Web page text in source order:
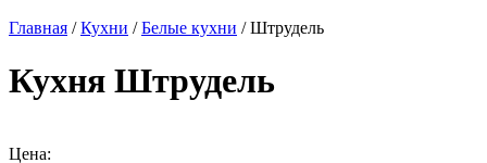
Главная /Кухни /Белые кухни / Штрудель
Кухня Штрудель
Цена: